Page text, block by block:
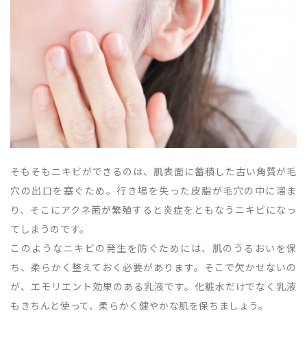
そもそもニキビができるのは、肌表面に蓄積した古い角質が毛
穴の出口を塞ぐため。行き場を失った皮脂が毛穴の中に溜ま
り、そこにアクネ菌が繁殖すると炎症をともなうニキビになっ
てしまうのです。
このようなニキビの発生を防ぐためには、肌のうるおいを保
ち、柔らかく整えておく必要があります。そこで欠かせないの
が、エモリエント効果のある乳液です。化粧水だけでなく乳液
もきちんと使って、柔らかく健やかな肌を保ちましょう。